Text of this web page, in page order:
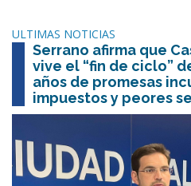
ULTIMAS NOTICIAS
Serrano afirma que
vive el “fin de ciclo”
años de promesas
impuestos y peores